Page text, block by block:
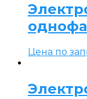
Цена по